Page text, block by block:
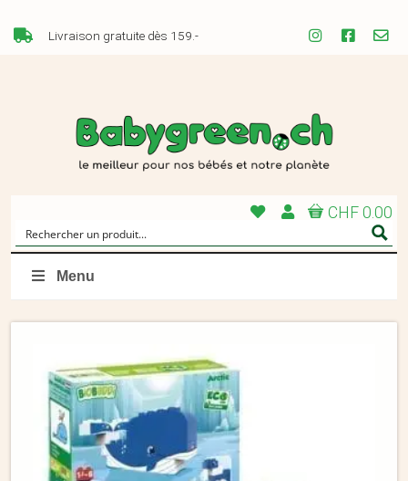
Livraison gratuite dès 159.-
CHF 0.00
Menu